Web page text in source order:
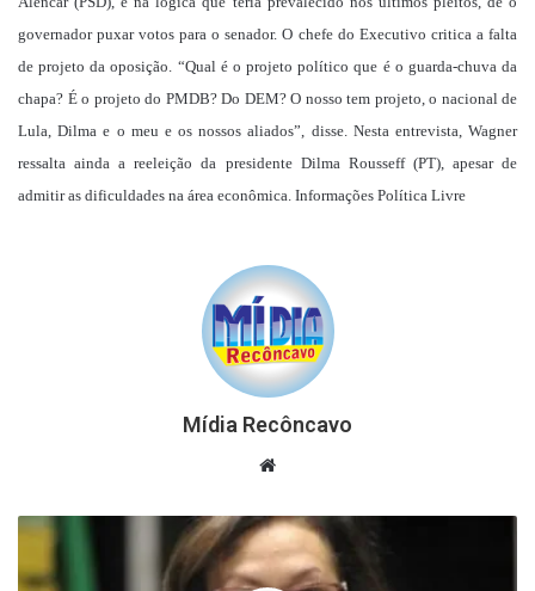
governador puxar votos para o senador. O chefe do Executivo critica a falta
de projeto da oposição. “Qual é o projeto político que é o guarda-chuva da
chapa? É o projeto do PMDB? Do DEM? O nosso tem projeto, o nacional de
Lula, Dilma e o meu e os nossos aliados”, disse. Nesta entrevista, Wagner
ressalta ainda a reeleição da presidente Dilma Rousseff (PT), apesar de
admitir as dificuldades na área econômica. Informações Política Livre
Mídia Recôncavo
Website